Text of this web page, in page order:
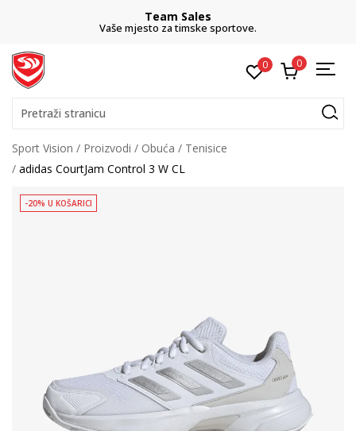
Team Sales
Vaše mjesto za timske sportove.
0 0
Pretraži stranicu
Sport Vision Proizvodi Obuća
Tenisice
adidas CourtJam Control 3 W CL
-20% U KOŠARICI